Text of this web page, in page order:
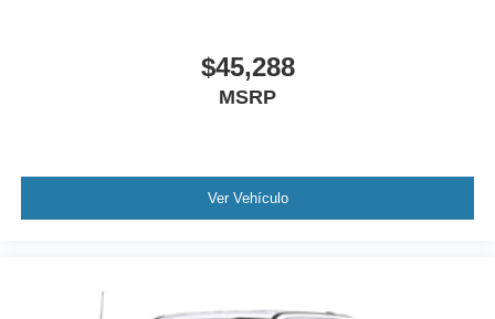
$45,288
MSRP
Ver Vehículo